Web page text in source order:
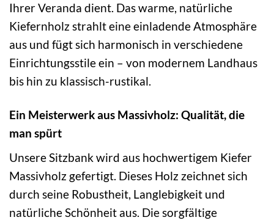
Ihrer Veranda dient. Das warme, natürliche
Kiefernholz strahlt eine einladende Atmosphäre
aus und fügt sich harmonisch in verschiedene
Einrichtungsstile ein – von modernem Landhaus
bis hin zu klassisch-rustikal.
Ein Meisterwerk aus Massivholz: Qualität, die
man spürt
Unsere Sitzbank wird aus hochwertigem Kiefer
Massivholz gefertigt. Dieses Holz zeichnet sich
durch seine Robustheit, Langlebigkeit und
natürliche Schönheit aus. Die sorgfältige